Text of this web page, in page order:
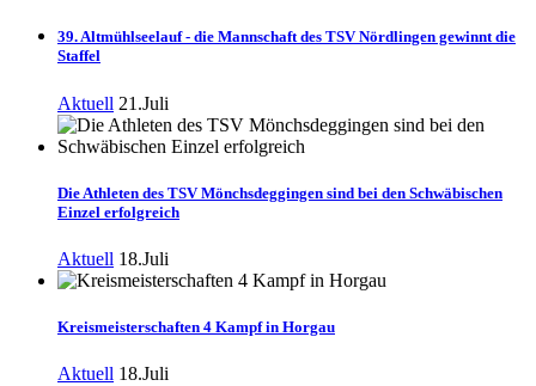
39. Altmühlseelauf - die Mannschaft des TSV Nördlingen gewinnt die
Staffel
Aktuell 21.Juli
Die Athleten des TSV Mönchsdeggingen sind bei den Schwäbischen
Einzel erfolgreich
Aktuell 18.Juli
Kreismeisterschaften 4 Kampf in Horgau
Aktuell 18.Juli